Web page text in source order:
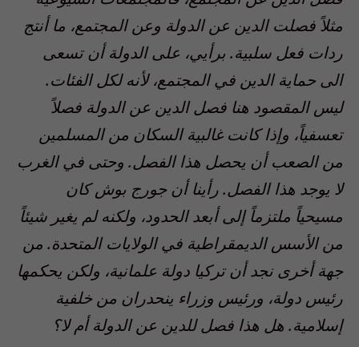
مثلاً فصلت الدين عن الدولة وعن المجتمع، ما أنتج
ردات فعل سلبية. برأيي، على الدولة أن تسعى
الى حماية الدين في المجتمع، لأنه لكل الفئات.
ليس المقصود هنا فصل الدين عن الدولة فصلاً
تعسفياً، وإذا كانت غالبية السكان من المسلمين
من الصعب أن يحصل هذا الفصل. وحتى في الغرب
لا يوجد هذا الفصل. رأينا أن جورج بوش كان
مسيحياً ملتزماً إلى أبعد الحدود، ولكنه لم يغير شيئاً
من الأسس الديمقراطية في الولايات المتحدة. من
جهة أخرى نجد أن تركيا دولة علمانية، ولكن يحكمها
رئيس دولة، ورئيس وزراء ينحدران من خلفية
إسلامية. هل هذا فصل للدين عن الدولة أم لا؟